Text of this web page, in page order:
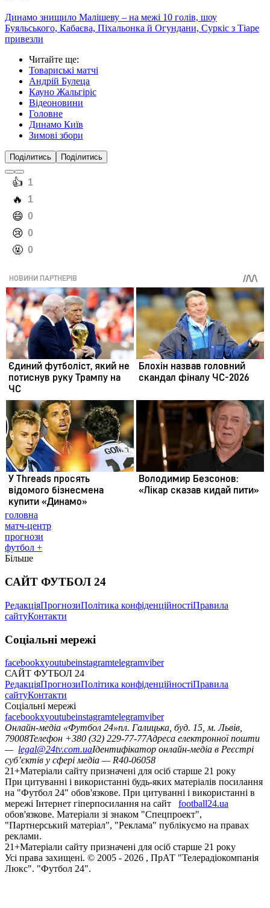
Динамо знищило Малішеву – на межі 10 голів, шоу
Буяльського, Кабаєва, Піхальонка й Огундани, Суркіс з Тіаре
привезли
Читайте ще:
Товариські матчі
Андрій Булеца
Кауно Жальгіріс
Відеоновини
Головне
Динамо Київ
Зимові збори
Поділитись Поділитись
️👍 1
️🔥 1
️😄 0
️😢 0
️🤬 0
головна
матч-центр
прогнози
футбол +
Більше
САЙТ ФУТБОЛ 24
РедакціяПрогнозиПолітика конфіденційностіПравила
сайтуКонтакти
Соціальні мережі
facebookxyoutubeinstagramtelegramviber
САЙТ ФУТБОЛ 24
РедакціяПрогнозиПолітика конфіденційностіПравила
сайтуКонтакти
Соціальні мережі
facebookxyoutubeinstagramtelegramviber
Онлайн-медіа «Футбол 24»пл. Галицька, буд. 15, м. Львів,
79008Телефон +380 (32) 229-77-77Адреса електронної пошти
— legal@24tv.com.uaІдентифікатор онлайн-медіа в Реєстрі
суб’єктів у сфері медіа — R40-06058
21+Матеріали сайту призначені для осіб старше 21 року
При цитуванні і використанні будь-яких матеріалів посилання
на "Футбол 24" обов'язкове. При цитуванні і використанні в
мережі Інтернет гіперпосилання на сайт
football24.ua
обов'язкове. Матеріали зі знаком "Спецпроект",
"Партнерський матеріал", "Реклама" публікуємо на правах
реклами.
21+Матеріали сайту призначені для осіб старше 21 року
Усi права захищенi. © 2005 - 2026 , ПрАТ "Телерадіокомпанія
Люкс". "Футбол 24".